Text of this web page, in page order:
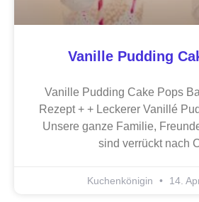
Vanille Pudding
Vanille Pudding Cake Pops
Rezept + + Leckerer Vanillé
Unsere ganze Familie,
sind verrückt nach
Kuchenkönigin 14.